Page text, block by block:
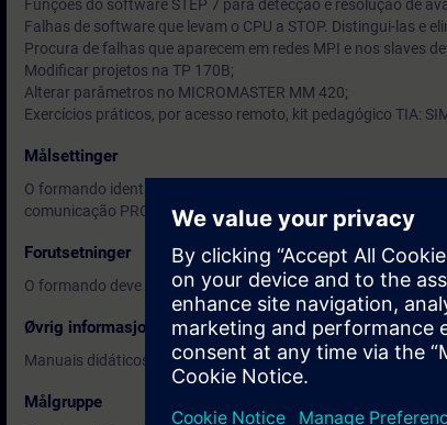
Funções do software STEP 7 para detecção e resolução de
Falhas de software que levam o CPU a STOP. Distingui-las e
Procura de falhas que aparecem em redes MPI e nos slaves de
Modificar projetos na TP 170B;
Alterar parâmetros no MICROMASTER MM 420;
Exercícios práticos, por acesso remoto, kit pedagógico TIA:
Målsettinger
O formando identifica falhas de hardware e software em
comunicação PROFIBUS DP com equipamentos TP 170B e
Forutsetninger
O formando deve ter frequência prévia do curso ST-SERV1 ou
Øvrig informasjon
Manuais didáticos em inglês, em formato digital
Målgruppe